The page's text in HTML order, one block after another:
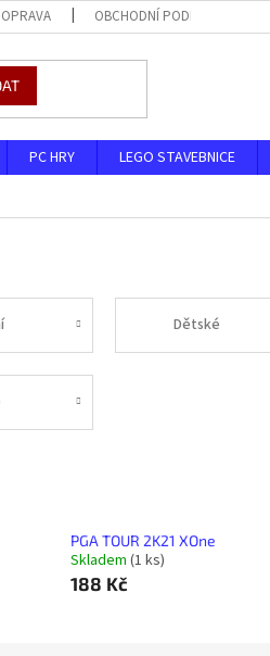
OBCHODNÍ PODMÍNKY
PC HRY LEGO STAVEBNICE
Dětské
PGA TOUR 2K21 XOne
Skladem (1 ks)
188 Kč